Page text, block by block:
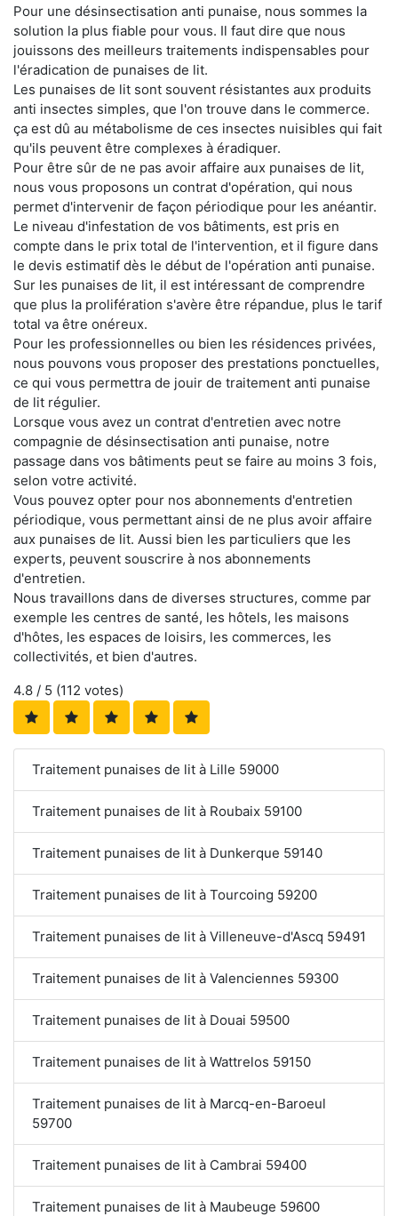
Pour une désinsectisation anti punaise, nous sommes la
solution la plus fiable pour vous. Il faut dire que nous
jouissons des meilleurs traitements indispensables pour
l'éradication de punaises de lit.
Les punaises de lit sont souvent résistantes aux produits
anti insectes simples, que l'on trouve dans le commerce.
ça est dû au métabolisme de ces insectes nuisibles qui fait
qu'ils peuvent être complexes à éradiquer.
Pour être sûr de ne pas avoir affaire aux punaises de lit,
nous vous proposons un contrat d'opération, qui nous
permet d'intervenir de façon périodique pour les anéantir.
Le niveau d'infestation de vos bâtiments, est pris en
compte dans le prix total de l'intervention, et il figure dans
le devis estimatif dès le début de l'opération anti punaise.
Sur les punaises de lit, il est intéressant de comprendre
que plus la prolifération s'avère être répandue, plus le tarif
total va être onéreux.
Pour les professionnelles ou bien les résidences privées,
nous pouvons vous proposer des prestations ponctuelles,
ce qui vous permettra de jouir de traitement anti punaise
de lit régulier.
Lorsque vous avez un contrat d'entretien avec notre
compagnie de désinsectisation anti punaise, notre
passage dans vos bâtiments peut se faire au moins 3 fois,
selon votre activité.
Vous pouvez opter pour nos abonnements d'entretien
périodique, vous permettant ainsi de ne plus avoir affaire
aux punaises de lit. Aussi bien les particuliers que les
experts, peuvent souscrire à nos abonnements
d'entretien.
Nous travaillons dans de diverses structures, comme par
exemple les centres de santé, les hôtels, les maisons
d'hôtes, les espaces de loisirs, les commerces, les
collectivités, et bien d'autres.
4.8 / 5 (112 votes)
Traitement punaises de lit à Lille 59000
Traitement punaises de lit à Roubaix 59100
Traitement punaises de lit à Dunkerque 59140
Traitement punaises de lit à Tourcoing 59200
Traitement punaises de lit à Villeneuve-d'Ascq 59491
Traitement punaises de lit à Valenciennes 59300
Traitement punaises de lit à Douai 59500
Traitement punaises de lit à Wattrelos 59150
Traitement punaises de lit à Marcq-en-Baroeul
59700
Traitement punaises de lit à Cambrai 59400
Traitement punaises de lit à Maubeuge 59600